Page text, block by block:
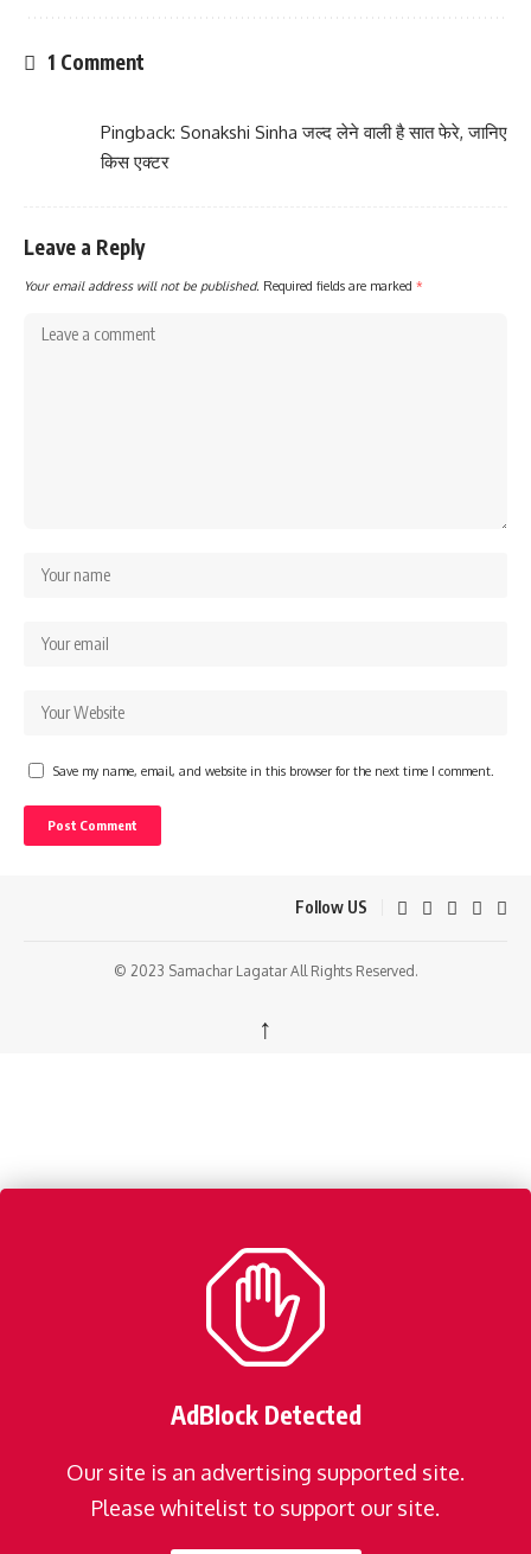
1 Comment
Pingback: Sonakshi Sinha जल्द लेने वाली है सात फेरे, जानिए
किस एक्टर
Leave a Reply
Your email address will not be published. Required fields are marked *
Save my name, email, and website in this browser for the next time I comment.
Follow US
© 2023 Samachar Lagatar All Rights Reserved.
↑
AdBlock Detected
Our site is an advertising supported site.
Please whitelist to support our site.